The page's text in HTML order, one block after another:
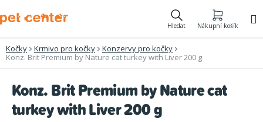
na
Hledat Nákupní košík
Kočky Krmivo pro kočky
Konzervy pro kočky
Konz. Brit Premium by Nature cat turkey with Liver 200 g
Konz. Brit Premium by Nature cat
turkey with Liver 200 g